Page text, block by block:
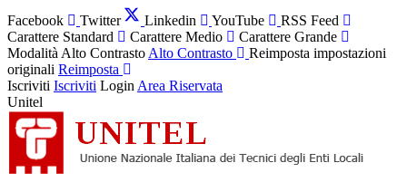
Facebook Twitter Linkedin YouTube
RSS Feed
Carattere Standard
Carattere Medio
Carattere Grande
Modalità Alto Contrasto Alto Contrasto
Reimposta impostazioni
originali Reimposta
Iscriviti Iscriviti Login Area Riservata
Unitel